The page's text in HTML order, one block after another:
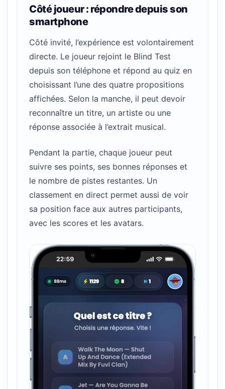
Côté joueur : répondre depuis son
smartphone
Côté invité, l’expérience est volontairement
directe. Le joueur rejoint le Blind Test
depuis son téléphone et répond au quiz en
choisissant l’une des quatre propositions
affichées. Selon la manche, il peut devoir
reconnaître un titre, un artiste ou une
réponse associée à l’extrait musical.
Pendant la partie, chaque joueur peut
suivre ses points, ses bonnes réponses et
le nombre de pistes restantes. Un
classement en direct permet aussi de voir
sa position face aux autres participants,
avec les scores et les avatars.